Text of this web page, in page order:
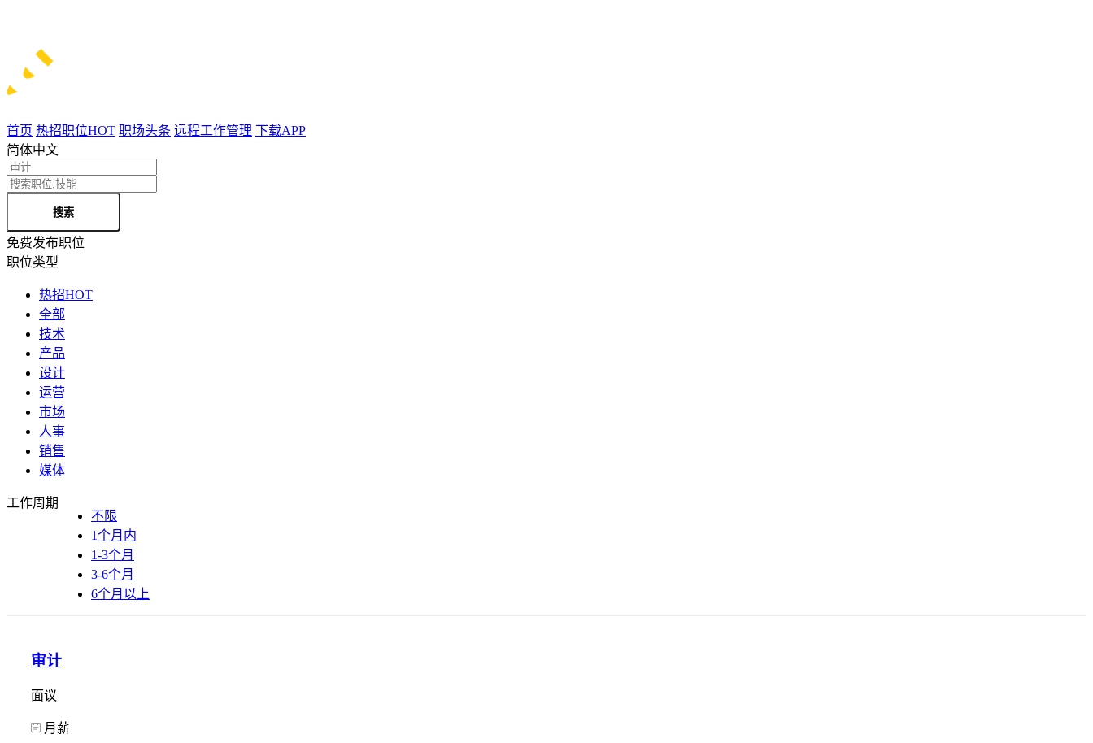
首页 热招职位HOT 职场头条 远程工作管理 下载APP
简体中文
搜索
免费发布职位
职位类型
热招HOT
全部
技术
产品
设计
运营
市场
人事
销售
媒体
工作周期
不限
1个月内
1-3个月
3-6个月
6个月以上
审计
面议
月薪